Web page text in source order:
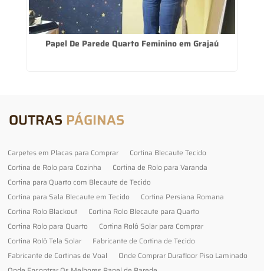
Papel De Parede Quarto Feminino em Grajaú
OUTRAS PÁGINAS
Carpetes em Placas para Comprar
Cortina Blecaute Tecido
Cortina de Rolo para Cozinha
Cortina de Rolo para Varanda
Cortina para Quarto com Blecaute de Tecido
Cortina para Sala Blecaute em Tecido
Cortina Persiana Romana
Cortina Rolo Blackout
Cortina Rolo Blecaute para Quarto
Cortina Rolo para Quarto
Cortina Rolô Solar para Comprar
Cortina Rolô Tela Solar
Fabricante de Cortina de Tecido
Fabricante de Cortinas de Voal
Onde Comprar Durafloor Piso Laminado